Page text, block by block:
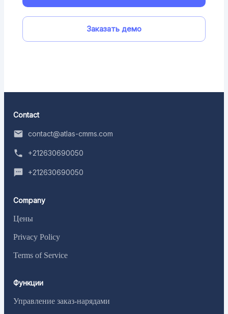
Заказать демо
Contact
contact@atlas-cmms.com
+212630690050
+212630690050
Company
Цены
Privacy Policy
Terms of Service
Функции
Управление заказ-нарядами